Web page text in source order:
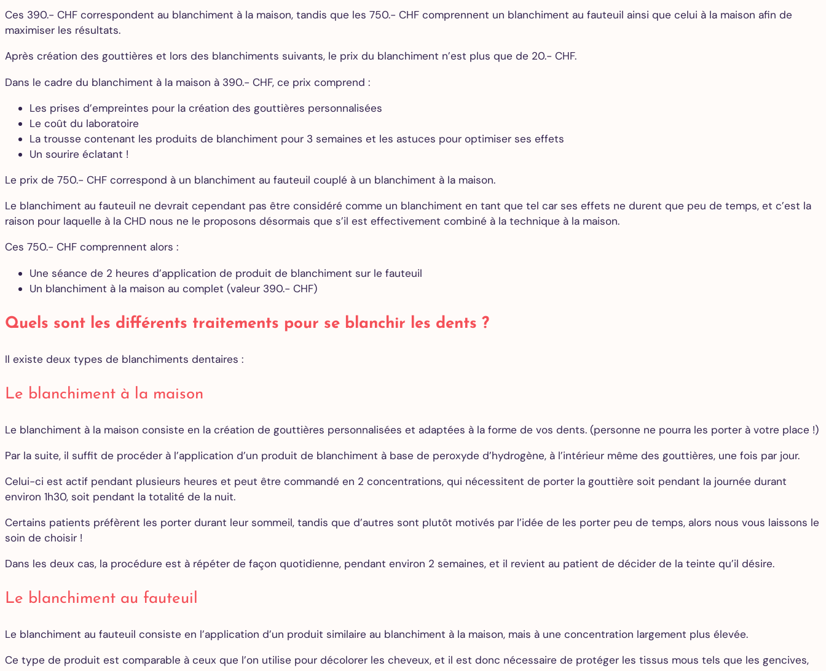
Ces 390.- CHF correspondent au blanchiment à la maison, tandis que les 750.- CHF comprennent un blanchiment au fauteuil ainsi que celui à la maison afin de
maximiser les résultats.
Après création des gouttières et lors des blanchiments suivants, le prix du blanchiment n’est plus que de 20.- CHF.
Dans le cadre du blanchiment à la maison à 390.- CHF, ce prix comprend :
Les prises d’empreintes pour la création des gouttières personnalisées
Le coût du laboratoire
La trousse contenant les produits de blanchiment pour 3 semaines et les astuces pour optimiser ses effets
Un sourire éclatant !
Le prix de 750.- CHF correspond à un blanchiment au fauteuil couplé à un blanchiment à la maison.
Le blanchiment au fauteuil ne devrait cependant pas être considéré comme un blanchiment en tant que tel car ses effets ne durent que peu de temps, et c’est la
raison pour laquelle à la CHD nous ne le proposons désormais que s’il est effectivement combiné à la technique à la maison.
Ces 750.- CHF comprennent alors :
Une séance de 2 heures d’application de produit de blanchiment sur le fauteuil
Un blanchiment à la maison au complet (valeur 390.- CHF)
Quels sont les différents traitements pour se blanchir les dents ?
Il existe deux types de blanchiments dentaires :
Le blanchiment à la maison
Le blanchiment à la maison consiste en la création de gouttières personnalisées et adaptées à la forme de vos dents. (personne ne pourra les porter à votre place !)
Par la suite, il suffit de procéder à l’application d’un produit de blanchiment à base de peroxyde d’hydrogène, à l’intérieur même des gouttières, une fois par jour.
Celui-ci est actif pendant plusieurs heures et peut être commandé en 2 concentrations, qui nécessitent de porter la gouttière soit pendant la journée durant
environ 1h30, soit pendant la totalité de la nuit.
Certains patients préfèrent les porter durant leur sommeil, tandis que d’autres sont plutôt motivés par l’idée de les porter peu de temps, alors nous vous laissons le
soin de choisir !
Dans les deux cas, la procédure est à répéter de façon quotidienne, pendant environ 2 semaines, et il revient au patient de décider de la teinte qu’il désire.
Le blanchiment au fauteuil
Le blanchiment au fauteuil consiste en l’application d’un produit similaire au blanchiment à la maison, mais à une concentration largement plus élevée.
Ce type de produit est comparable à ceux que l’on utilise pour décolorer les cheveux, et il est donc nécessaire de protéger les tissus mous tels que les gencives,